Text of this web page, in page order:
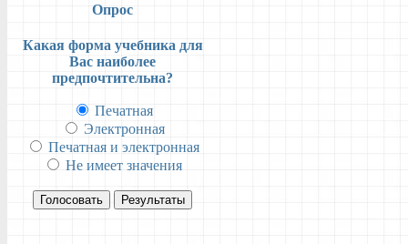
Опрос
Какая форма учебника для
Вас наиболее
предпочтительна?
Печатная
Электронная
Печатная и электронная
Не имеет значения
Голосовать Результаты